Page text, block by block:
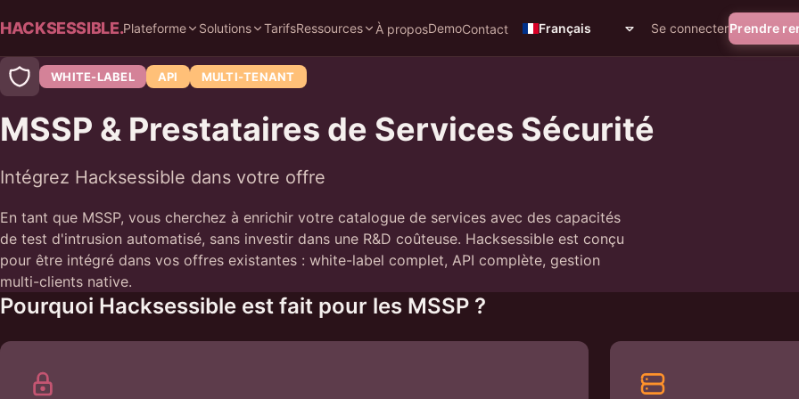
HACKSESSIBLE.Plateforme Solutions TarifsRessources À proposDemoContact Français Se connecterPrendre
WHITE-LABEL API MULTI-TENANT
MSSP & Prestataires de Services Sécurité
Intégrez Hacksessible dans votre offre
En tant que MSSP, vous cherchez à enrichir votre catalogue de services avec des capacités
de test d'intrusion automatisé, sans investir dans une R&D coûteuse. Hacksessible est conçu
pour être intégré dans vos offres existantes : white-label complet, API complète, gestion
multi-clients native.
Pourquoi Hacksessible est fait pour les MSSP ?